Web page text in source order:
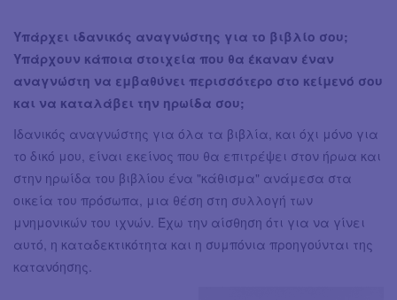
Υπάρχει ιδανικός αναγνώστης για το βιβλίο σου;
Υπάρχουν κάποια στοιχεία που θα έκαναν έναν
αναγνώστη να εμβαθύνει περισσότερο στο κείμενό σου
και να καταλάβει την ηρωίδα σου;
Ιδανικός αναγνώστης για όλα τα βιβλία, και όχι μόνο για
το δικό μου, είναι εκείνος που θα επιτρέψει στον ήρωα και
στην ηρωίδα του βιβλίου ένα "κάθισμα" ανάμεσα στα
οικεία του πρόσωπα, μια θέση στη συλλογή των
μνημονικών του ιχνών. Έχω την αίσθηση ότι για να γίνει
αυτό, η καταδεκτικότητα και η συμπόνια προηγούνται της
κατανόησης.